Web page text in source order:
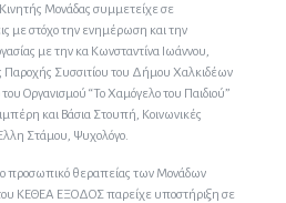
Μονάδας συμμετείχε σε
με στόχο την ενημέρωση και την
με την κα Κωνσταντίνα Ιωάννου,
Παροχής Συσσιτίου του Δήμου Χαλκιδέων
Οργανισμού “Το Χαμόγελο του Παιδιού”
και Βάσια Στουπή, Κοινωνικές
Στάμου, Ψυχολόγο.
προσωπικό θεραπείας των Μονάδων
ΚΕΘΕΑ ΕΞΟΔΟΣ παρείχε υποστήριξη σε